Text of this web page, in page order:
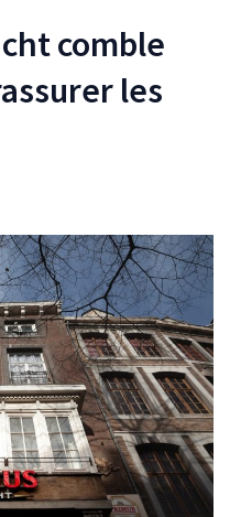
comble
les